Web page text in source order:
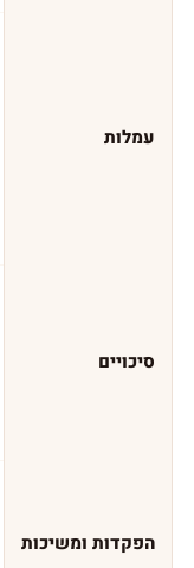
עמלות
סיכויים
הפקדות ומשיכות